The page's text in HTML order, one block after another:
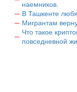
наемников.
В Ташкенте
Мигрантам
Что такое
повседневной